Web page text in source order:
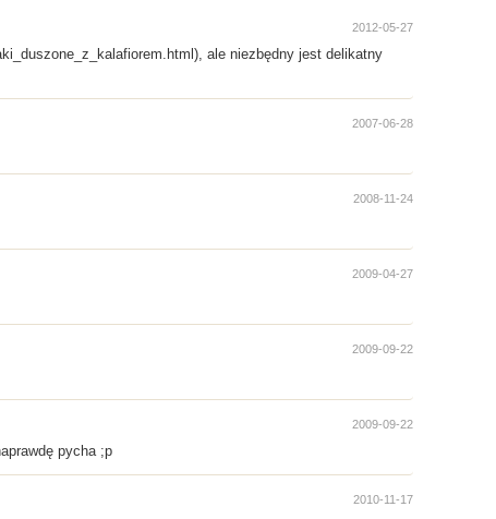
2012-05-27
ale niezbędny jest delikatny
2007-06-28
2008-11-24
2009-04-27
2009-09-22
2009-09-22
pycha ;p
2010-11-17